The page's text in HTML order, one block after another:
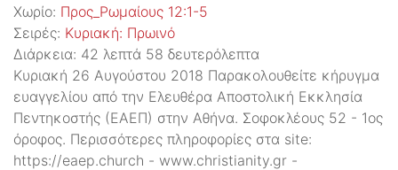
Χωρίο: Προς_Ρωμαίους 12:1-5
Σειρές: Kυριακή: Πρωινό
Διάρκεια: 42 λεπτά 58 δευτερόλεπτα
Κυριακή 26 Αυγούστου 2018 Παρακολουθείτε κήρυγμα
ευαγγελίου από την Ελευθέρα Αποστολική Εκκλησία
Πεντηκοστής (ΕΑΕΠ) στην Αθήνα. Σοφοκλέους 52 - 1ος
όροφος. Περισσότερες πληροφορίες στα site:
https://eaep.church - www.christianity.gr -